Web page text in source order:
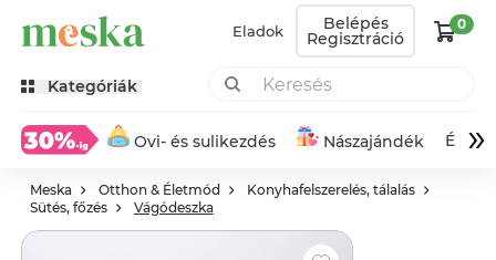
Eladok Belépés
Regisztráció
0
Kategóriák
Ovi- és sulikezdés Nászajándék »
Meska Otthon & Életmód
Konyhafelszerelés, tálalás
Sütés, főzés
Vágódeszka